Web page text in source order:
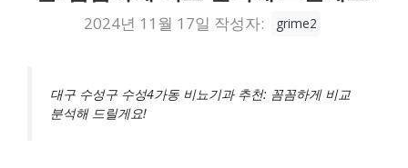
2024년 11월 17일 작성자: grime2
대구 수성구 수성4가동 비뇨기과 추천: 꼼꼼하게 비교
분석해 드릴게요!